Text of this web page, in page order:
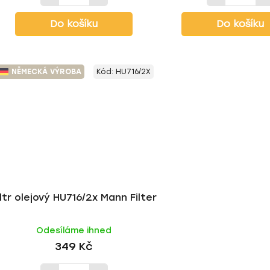
Do košíku Do košíku
NĚMECKÁ VÝROBA
olejový HU716/2x Mann Filter
Odesíláme ihned
349 Kč
Kód: HU716/2X